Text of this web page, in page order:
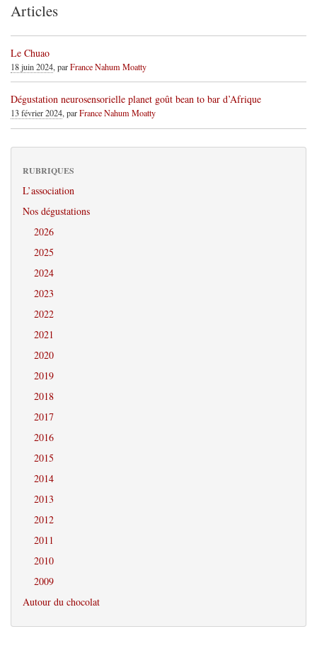
Articles
Le Chuao
18 juin 2024, parFrance Nahum Moatty
Dégustation neurosensorielle planet goût bean to bar d’Afrique
13 février 2024, parFrance Nahum Moatty
RUBRIQUES
L’association
Nos dégustations
2026
2025
2024
2023
2022
2021
2020
2019
2018
2017
2016
2015
2014
2013
2012
2011
2010
2009
Autour du chocolat